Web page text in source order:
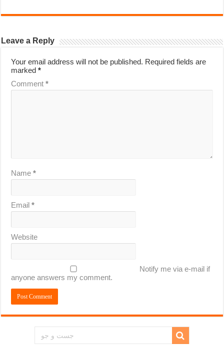
Leave a Reply
Your email address will not be published. Required fields are
marked*
Comment*
Name*
Email*
Website
Notify me via e-mail if
anyone answers my comment.